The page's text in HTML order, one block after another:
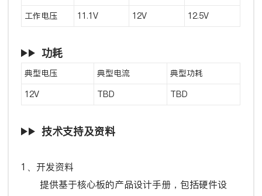
工作电压 11.1V 12V 12.5V
功耗
典型电压 典型电流 典型功耗
12V TBD TBD
技术支持及资料
1、开发资料
提供基于核心板的产品设计手册，包括硬件设